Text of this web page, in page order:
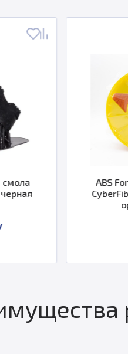
ABS Formula-X пластик
CyberFiber 1.75 мм 0.75